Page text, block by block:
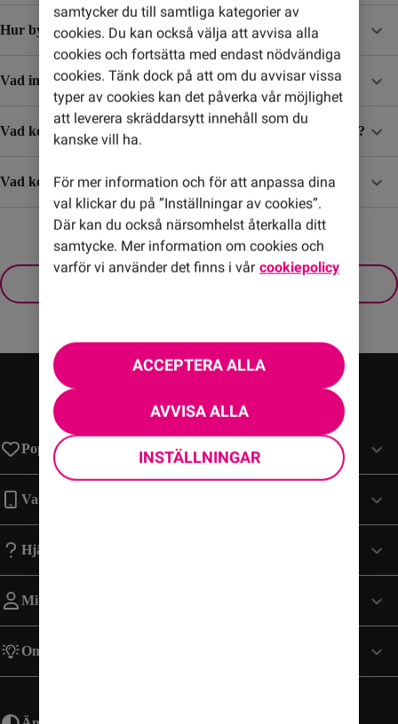
Hur byter jag mobilabonnemang?
Vad ingår i abonnemangen?
Vad kostar det att ta emot SMS/MMS när jag är utomlands?
Vad kostar det att surfa och ringa till och från utlandet?
Populära sidor
Varumärken
Hjälp
Mitt Konto
Om Comviq
samtycker du till samtliga kategorier av
cookies. Du kan också välja att avvisa alla
cookies och fortsätta med endast nödvändiga
cookies. Tänk dock på att om du avvisar vissa
typer av cookies kan det påverka vår möjlighet
att leverera skräddarsytt innehåll som du
kanske vill ha.
För mer information och för att anpassa dina
val klickar du på ”Inställningar av cookies”.
Där kan du också närsomhelst återkalla ditt
samtycke. Mer information om cookies och
varför vi använder det finns i vår cookiepolicy
ACCEPTERA ALLA
AVVISA ALLA
INSTÄLLNINGAR